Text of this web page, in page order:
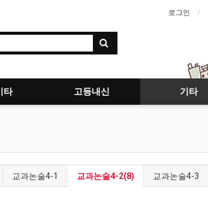
로그인
타 고등내신 기타
교과논술4-1 교과논술4-2(8) 교과논술4-3